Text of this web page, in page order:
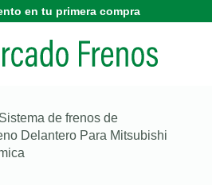
en tu primera compra
Sistema de frenos de
Delantero Para Mitsubishi